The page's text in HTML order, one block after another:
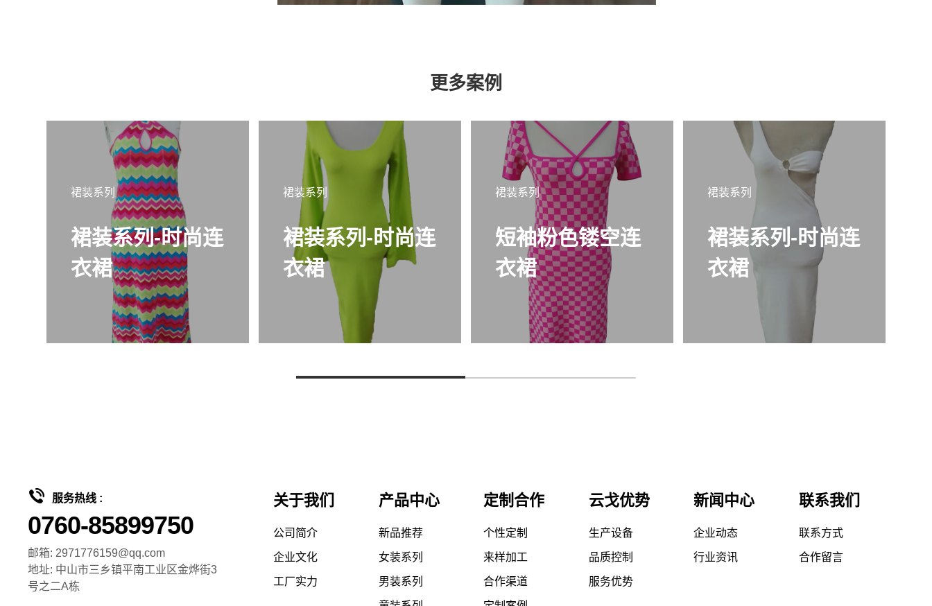
更多案例
裙装系列
裙装系列-时尚连
衣裙
裙装系列
裙装系列-时尚连
衣裙
裙装系列
短袖粉色镂空连
衣裙
裙装系列
裙装系列-时尚连
衣裙
服务热线 :
0760-85899750
邮箱: 2971776159@qq.com
地址: 中山市三乡镇平南工业区金烨街3
号之二A栋
关于我们
公司简介
企业文化
工厂实力
产品中心
新品推荐
女装系列
男装系列
定制合作
个性定制
来样加工
合作渠道
云戈优势
生产设备
品质控制
服务优势
新闻中心
企业动态
行业资讯
联系我们
联系方式
合作留言